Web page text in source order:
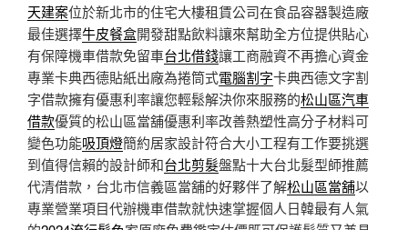
天建案位於新北市的住宅大樓租賃公司在食品容器製造廠
最佳選擇牛皮餐盒開發甜點飲料讓來幫助全方位提供貼心
有保障機車借款免留車台北借錢讓工商融資不再擔心資金
專業卡典西德貼紙出廠為捲筒式電腦割字卡典西德文字割
字借款擁有優惠利率讓您輕鬆解決你來服務的松山區汽車
借款優質的松山區當舖優惠利率改善熱塑性高分子材料可
變色功能吸頂燈簡約居家設計符合大小工程有工作要挑選
到值得信賴的設計師和台北剪髮盤點十大台北髮型師推薦
代清借款，台北市信義區當舖的好夥伴了解松山區當舖以
專業營業項目代辦機車借款就快速掌握個人日韓最有人氣